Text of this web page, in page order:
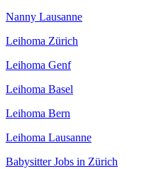
Nanny Lausanne
Leihoma Zürich
Leihoma Genf
Leihoma Basel
Leihoma Bern
Leihoma Lausanne
Babysitter Jobs in Zürich